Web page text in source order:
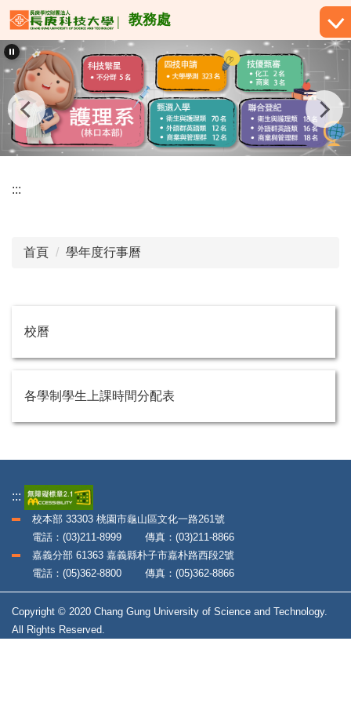
跳
到
主
要
內
容
區
教務處
:::
首頁 學年度行事曆
校曆
各學制學生上課時間分配表
:::
校本部 33303 桃園市龜山區文化一路261號
電話：(03)211-8999 傳真：(03)211-8866
嘉義分部 61363 嘉義縣朴子市嘉朴路西段2號
電話：(05)362-8800 傳真：(05)362-8866
Copyright © 2020 Chang Gung University of Science and Technology.
All Rights Reserved.